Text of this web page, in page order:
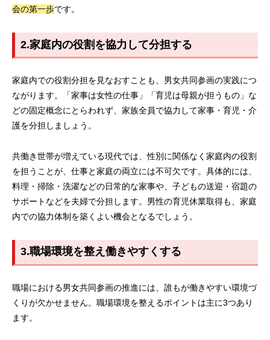
会の第一歩です。
2.家庭内の役割を協力して分担する
家庭内での役割分担を見なおすことも、男女共同参画の実践につ
ながります。「家事は女性の仕事」「育児は母親が担うもの」な
どの固定概念にとらわれず、家族全員で協力して家事・育児・介
護を分担しましょう。
共働き世帯が増えている現代では、性別に関係なく家庭内の役割
を担うことが、仕事と家庭の両立には不可欠です。具体的には、
料理・掃除・洗濯などの日常的な家事や、子どもの送迎・宿題の
サポートなどを夫婦で分担します。男性の育児休業取得も、家庭
内での協力体制を築くよい機会となるでしょう。
3.職場環境を整え働きやすくする
職場における男女共同参画の推進には、誰もが働きやすい環境づ
くりが欠かせません。職場環境を整えるポイントは主に3つあり
ます。